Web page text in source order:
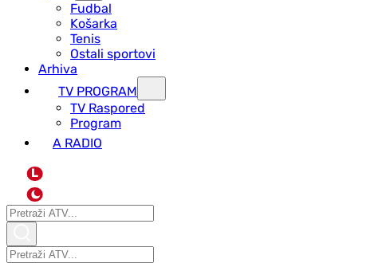
Fudbal
Košarka
Tenis
Ostali sportovi
Arhiva
TV PROGRAM
ТV Raspored
Program
A RADIO
L